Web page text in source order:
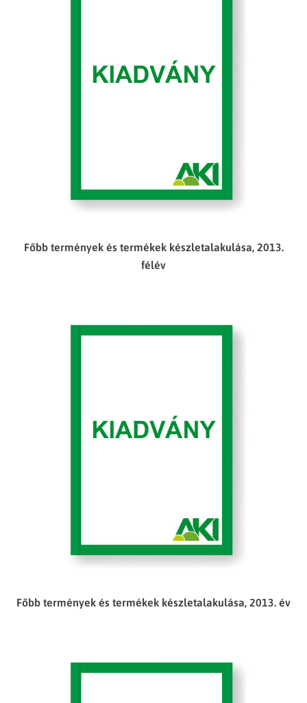
Főbb termények és termékek készletalakulása, 2013.
félév
Főbb termények és termékek készletalakulása, 2013. év